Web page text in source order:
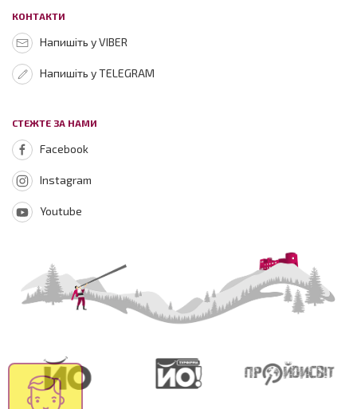
КОНТАКТИ
Напишіть у VIBER
Напишіть у TELEGRAM
СТЕЖТЕ ЗА НАМИ
Facebook
Instagram
Youtube
Зараз на
сайті
508
відвідувачів